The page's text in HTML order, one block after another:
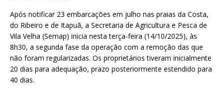
h
at
s
A
p
m
ai
l
h
ar
e
Após notificar 23 embarcações em julho nas praias da Costa,
do Ribeiro e de Itapuã, a Secretaria de Agricultura e Pesca de
Vila Velha (Semap) inicia nesta terça-feira (14/10/2025), às
8h30, a segunda fase da operação com a remoção das que
não foram regularizadas. Os proprietários tiveram inicialmente
20 dias para adequação, prazo posteriormente estendido para
40 dias.